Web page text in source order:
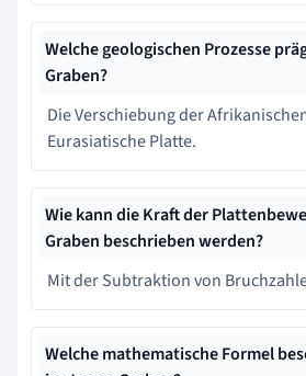
Welche geologischen Prozesse
Graben?
Die Verschiebung der
Eurasiatische Platte.
Wie kann die Kraft der
Graben beschrieben werden?
Mit der Subtraktion von
Welche mathematische Formel